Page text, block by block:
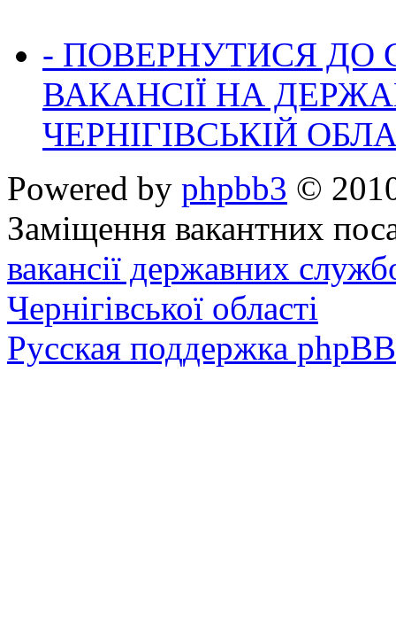
- ПОВЕРНУТИСЯ ДО
ВАКАНСІЇ НА
ЧЕРНІГІВСЬКІЙ
Powered by phpbb3 ©
Заміщення вакантних
вакансії державних
Чернігівської області
Русская поддержка phpBB